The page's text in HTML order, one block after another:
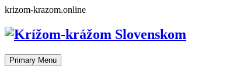
Skip
content
krizom-krazom.online
Primary Menu